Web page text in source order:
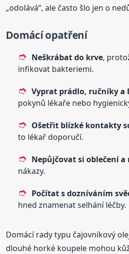
„odolává“, ale často šlo jen o
Domácí opatření
Neškrábat do krve,
infikovat bakteriemi.
Vyprat prádlo, ručníky a
pokynů lékaře nebo
Ošetřit blízké kontakty
to lékař doporučí.
Nepůjčovat si oblečení
nákazy.
Počítat s dozníváním
hned znamenat selhání léčby.
Domácí rady typu čajovníkový
dlouhé horké koupele mohou